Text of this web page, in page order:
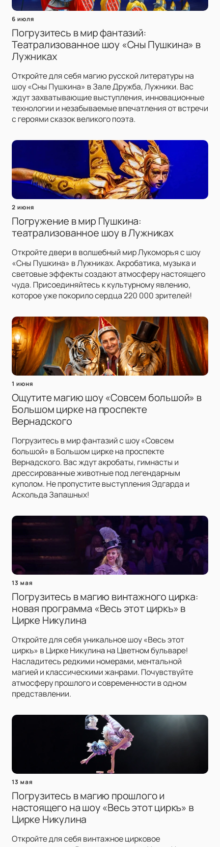
6 июля
Погрузитесь в мир фантазий:
Театрализованное шоу «Сны Пушкина» в
Лужниках
Откройте для себя магию русской литературы на
шоу «Сны Пушкина» в Зале Дружба, Лужники. Вас
ждут захватывающие выступления, инновационные
технологии и незабываемые впечатления от встречи
с героями сказок великого поэта.
2 июня
Погружение в мир Пушкина:
театрализованное шоу в Лужниках
Откройте двери в волшебный мир Лукоморья с шоу
«Сны Пушкина» в Лужниках. Акробатика, музыка и
световые эффекты создают атмосферу настоящего
чуда. Присоединяйтесь к культурному явлению,
которое уже покорило сердца 220 000 зрителей!
1 июня
Ощутите магию шоу «Совсем большой» в
Большом цирке на проспекте
Вернадского
Погрузитесь в мир фантазий с шоу «Совсем
большой» в Большом цирке на проспекте
Вернадского. Вас ждут акробаты, гимнасты и
дрессированные животные под легендарным
куполом. Не пропустите выступления Эдгарда и
Аскольда Запашных!
13 мая
Погрузитесь в магию винтажного цирка:
новая программа «Весь этот циркъ» в
Цирке Никулина
Откройте для себя уникальное шоу «Весь этот
циркъ» в Цирке Никулина на Цветном бульваре!
Насладитесь редкими номерами, ментальной
магией и классическими жанрами. Почувствуйте
атмосферу прошлого и современности в одном
представлении.
13 мая
Погрузитесь в магию прошлого и
настоящего на шоу «Весь этот циркъ» в
Цирке Никулина
Откройте для себя винтажное цирковое